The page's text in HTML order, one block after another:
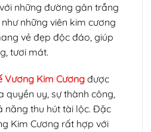
những đường gân trắng
những viên kim cương
vẻ đẹp độc đáo, giúp
tươi mát.
Vương Kim Cương được
quyền uy, sự thành công,
năng thu hút tài lộc. Đặc
Kim Cương rất hợp với